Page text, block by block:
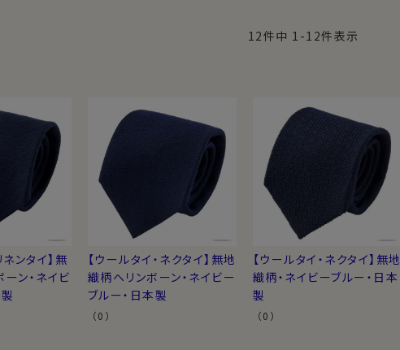
12件中 1 -12件表示
ネンタイ】無
ン・ネイビ
【ウールタイ・ネクタイ】無地
織柄ヘリンボーン・ネイビー
ブルー・日本製
（0）
【ウールタイ・ネクタイ】無地
織柄・ネイビーブルー・日本
製
（0）